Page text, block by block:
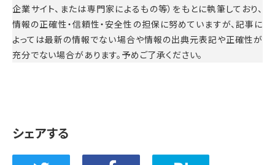
企業サイト、または専門家によるもの等）をもとに執筆しており、
情報の正確性・信頼性・安全性の担保に努めていますが、記事に
よっては最新の情報でない場合や情報の出典元表記や正確性が
充分でない場合があります。予めご了承ください。
シェアする